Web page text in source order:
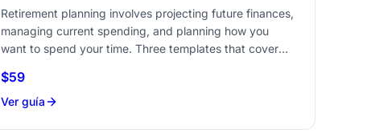
Retirement planning involves projecting future finances,
managing current spending, and planning how you
want to spend your time. Three templates that cover
$59
Ver guía